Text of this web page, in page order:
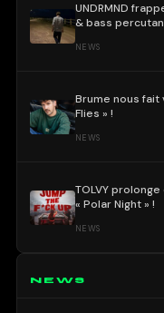
UNDRMND
& bass
NEWS
Brume nous fait
Flies » !
NEWS
TOLVY
« Polar Night » !
NEWS
NEWS